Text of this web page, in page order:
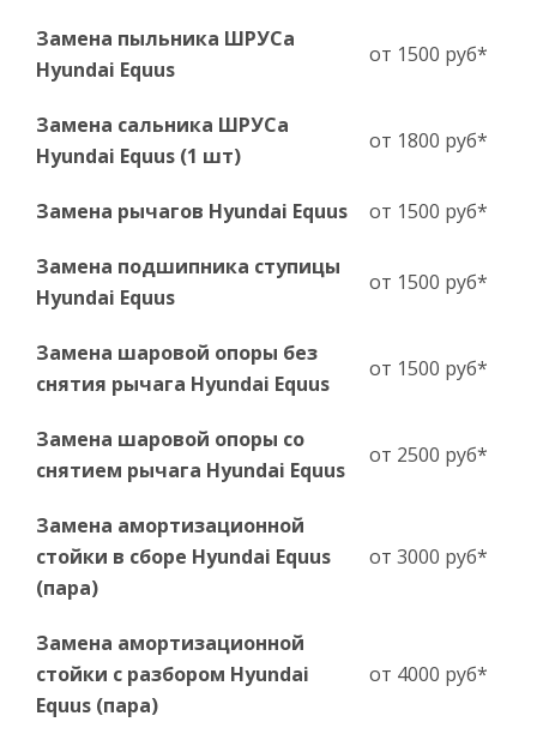
Замена пыльника ШРУСа
Hyundai Equus
от 1500 руб*
Замена сальника ШРУСа
Hyundai Equus (1 шт)
от 1800 руб*
Замена рычагов Hyundai Equus от 1500 руб*
Замена подшипника ступицы
Hyundai Equus
от 1500 руб*
Замена шаровой опоры без
снятия рычага Hyundai Equus
от 1500 руб*
Замена шаровой опоры со
снятием рычага Hyundai Equus
от 2500 руб*
Замена амортизационной
стойки в сборе Hyundai Equus
(пара)
от 3000 руб*
Замена амортизационной
стойки с разбором Hyundai
Equus (пара)
от 4000 руб*